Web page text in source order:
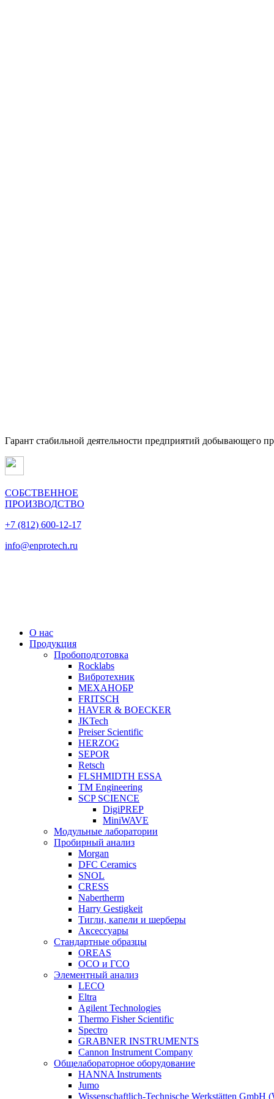
Гарант стабильной деятельности предприятий добывающего
СОБСТВЕННОЕ
ПРОИЗВОДСТВО
+7 (812) 600-12-17
info@enprotech.ru
О нас
Продукция
Пробоподготовка
Rocklabs
Вибротехник
МЕХАНОБР
FRITSCH
HAVER & BOECKER
JKTech
Preiser Scientific
HERZOG
SEPOR
Retsch
FLSHMIDTH ESSA
TM Engineering
SCP SCIENCE
DigiPREP
MiniWAVE
Модульные лаборатории
Пробирный анализ
Morgan
DFC Ceramics
SNOL
CRESS
Nabertherm
Harry Gestigkeit
Тигли, капели и шерберы
Аксессуары
Стандартные образцы
OREAS
ОСО и ГСО
Элементный анализ
LECO
Eltra
Agilent Technologies
Thermo Fisher Scientific
Spectro
GRABNER INSTRUMENTS
Cannon Instrument Company
Общелабораторное оборудование
HANNA Instruments
Jumo
Wissenschaftlich-Technische Werkstätten GmbH